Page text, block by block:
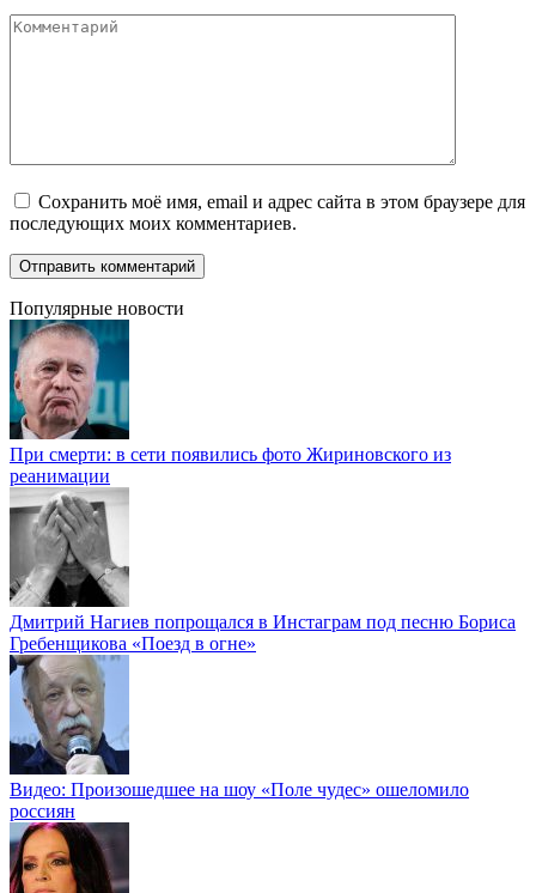
Комментарий
Сохранить моё имя, email и адрес сайта в этом браузере для
последующих моих комментариев.
Популярные новости
При смерти: в сети появились фото Жириновского из
реанимации
Дмитрий Нагиев попрощался в Инстаграм под песню Бориса
Гребенщикова «Поезд в огне»
Видео: Произошедшее на шоу «Поле чудес» ошеломило
россиян